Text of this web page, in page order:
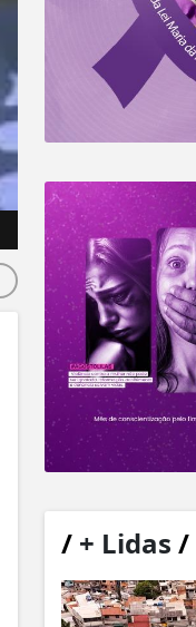
/+ Lidas /